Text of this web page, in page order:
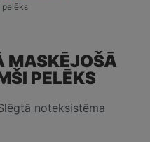
pelēks
MASKĒJOŠĀ
PELĒKS
noteksistēma